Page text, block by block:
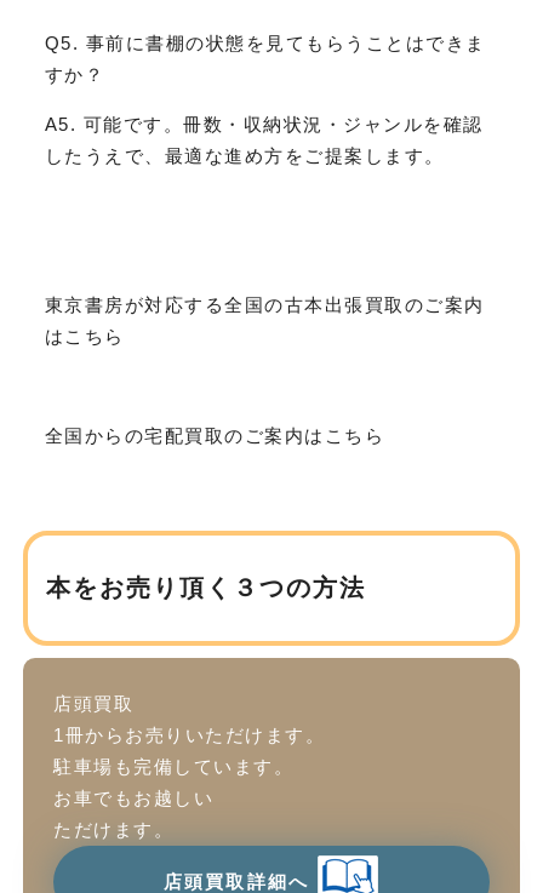
Q5. 事前に書棚の状態を見てもらうことはできま
すか？
A5. 可能です。冊数・収納状況・ジャンルを確認
したうえで、最適な進め方をご提案します。
東京書房が対応する全国の古本出張買取のご案内
はこちら
全国からの宅配買取のご案内はこちら
本をお売り頂く３つの方法
店頭買取
1冊からお売りいただけます。
駐車場も完備しています。
お車でもお越しい
ただけます。
店頭買取詳細へ